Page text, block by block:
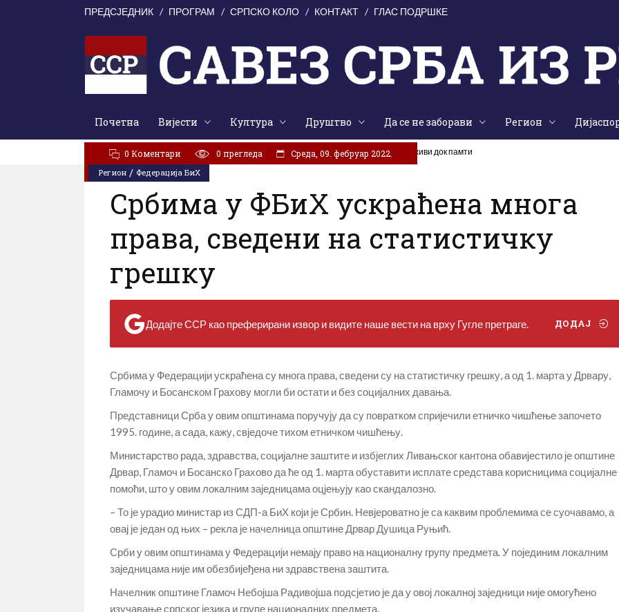
ПРЕДСЈЕДНИК ПРОГРАМ СРПСКО КОЛО КОНТАКТ ГЛАС ПОДРШКЕ
Почетна Вијести Култура Друштво Да се не заборави Регион
АКТУЕЛНО:
У Цркви Светог Марка молитвено сјећање на жртве „Олује“: Народ живи док памти
Регион / Федерација БиХ
0 Коментари 0 прегледа Cреда, 09. фебруар 2022.
Србима у ФБиХ ускраћена многа
права, сведени на статистичку
грешку
Додајте ССР као преферирани извор и видите наше вести на врху Гугле претраге. ДОДАЈ
Србима у Федерацији ускраћена су многа права, сведени су на статистичку грешку, а од 1. марта у Дрвару,
Гламочу и Босанском Грахову могли би остати и без социјалних давања.
Представници Срба у овим општинама поручују да су повратком спријечили етничко чишћење започето
1995. године, а сада, кажу, свједоче тихом етничком чишћењу.
Министарство рада, здравства, социјалне заштите и избјеглих Ливањског кантона обавијестило је општине
Дрвар, Гламоч и Босанско Грахово да ће од 1. марта обуставити исплате средстава корисницима социјалне
помоћи, што у овим локалним заједницама оцјењују као скандалозно.
– То је урадио министар из СДП-а БиХ који је Србин. Невјероватно је са каквим проблемима се суочавамо, а
овај је један од њих – рекла је начелница општине Дрвар Душица Руњић.
Срби у овим општинама у Федерацији немају право на националну групу предмета. У појединим локалним
заједницама није им обезбијеђена ни здравствена заштита.
Начелник општине Гламоч Небојша Радивојша подсјетио је да у овој локалној заједници није омогућено
изучавање српског језика и групе националних предмета.